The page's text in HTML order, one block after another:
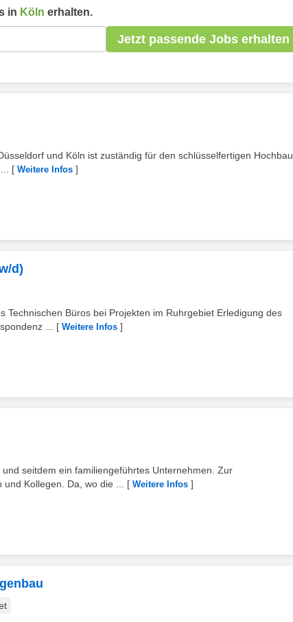
in Köln erhalten.
Jetzt passende Jobs erhalten
und Köln ist zuständig für den schlüsselfertigen Hochbau
[ Weitere Infos ]
d)
Büros bei Projekten im Ruhrgebiet Erledigung des
...
[ Weitere Infos ]
seitdem ein familiengeführtes Unternehmen. Zur
Kollegen. Da, wo die ...
[ Weitere Infos ]